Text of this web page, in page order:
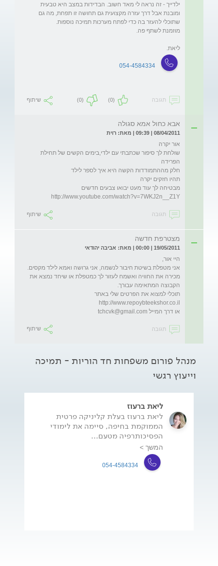
ילדייך - זה נראה לי מאד חשוב. הבדידות במצב היא טבעית
ומובנת אבל דרך עזרה מקצועית גם תחושה זו תפחת, מה גם
ליאת.
054-4584334
תגובה (0)
(0) שיתוף
אבא כחול אמא סגולה
08/04/2011 | 09:39 | מאת: רוית
שולחת לך סיפור שכתבתי עם ילדי,בימים הקשים של תחילת
http://www.youtube.com/watch?v=7WKJ2n__Z1Y
תגובה שיתוף
מצטרפת חדשה
19/05/2011 | 00:00 | מאת: אביבה יהודאי
מכירה את החוויה ואשמח לעזור לך כמטפלת או שיחד נמצא את
תוכלי למצוא את הפרטים שלי באתר
או דרך המייל tchcvk@gmail.com
תגובה שיתוף
מנהל פורום משפחות חד הוריות - תמיכה
וייעוץ רגשי
ליאת ברעוז
ליאת ברעוז בעלת קליניקה פרטית
הממוקמת בחיפה, סיימה את לימודי
הפסיכותרפיה מטעם...
המשך >
054-4584334